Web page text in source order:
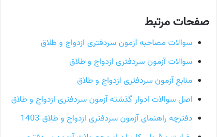
صفحات مرتبط
سوالات مصاحبه آزمون سردفتری ازدواج و طلاق
سوالات آزمون سردفتری ازدواج و طلاق
منابع آزمون سردفتری ازدواج و طلاق
اصل سوالات ادوار گذشته آزمون سردفتری ازدواج و طلاق
دفترچه راهنمای آزمون سردفتری ازدواج و طلاق 1403